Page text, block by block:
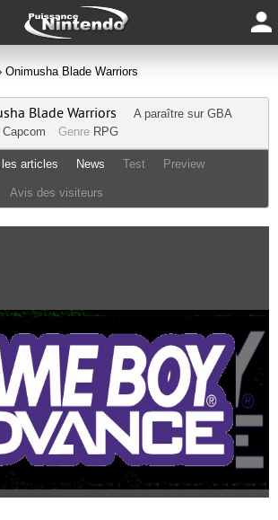
Onimusha Blade Warriors
Blade Warriors A paraître sur GBA
Capcom Genre RPG
articles News Test Preview
Avis des visiteurs